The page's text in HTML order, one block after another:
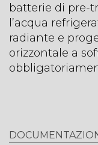
batterie di pre-
l’acqua
radiante e
orizzontale a
Vaschetta